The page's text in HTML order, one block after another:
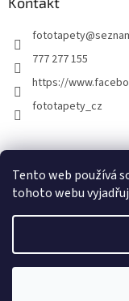
Tento web používá
tohoto webu
fototapety@
777 277 155
https://
fototapety_cz